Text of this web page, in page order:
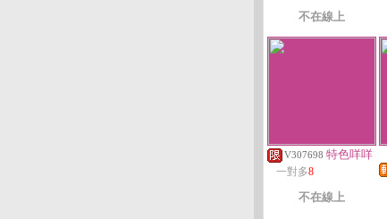
不在線上
V307698 特色咩咩
一對多8
不在線上